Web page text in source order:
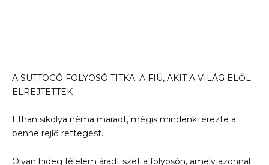
A SUTTOGÓ FOLYOSÓ TITKA: A FIÚ, AKIT A VILÁG ELŐL
ELREJTETTEK
Ethan sikolya néma maradt, mégis mindenki érezte a
benne rejlő rettegést.
Olyan hideg félelem áradt szét a folyosón, amely azonnal